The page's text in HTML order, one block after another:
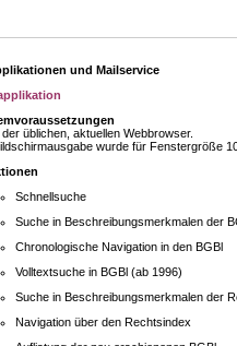
und Mailservice
üblichen, aktuellen Webbrowser.
wurde für Fenstergröße
Schnellsuche
Suche in Beschreibungsmerkmalen der
Chronologische Navigation in den BGBl
Volltextsuche in BGBl (ab 1996)
Suche in Beschreibungsmerkmalen der
Navigation über den Rechtsindex